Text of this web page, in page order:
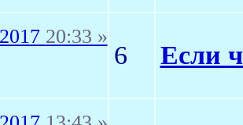
20:33 »
6 Если